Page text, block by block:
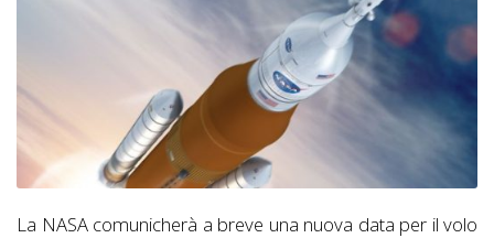
La NASA comunicherà a breve una nuova data per il volo